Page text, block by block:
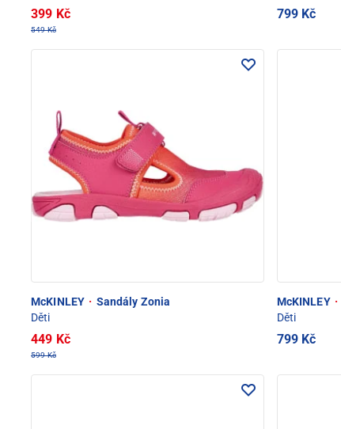
399 Kč
549 Kč
799 Kč
McKINLEY · Sandály Zonia
Děti
449 Kč
599 Kč
McKINLEY ·
Děti
799 Kč